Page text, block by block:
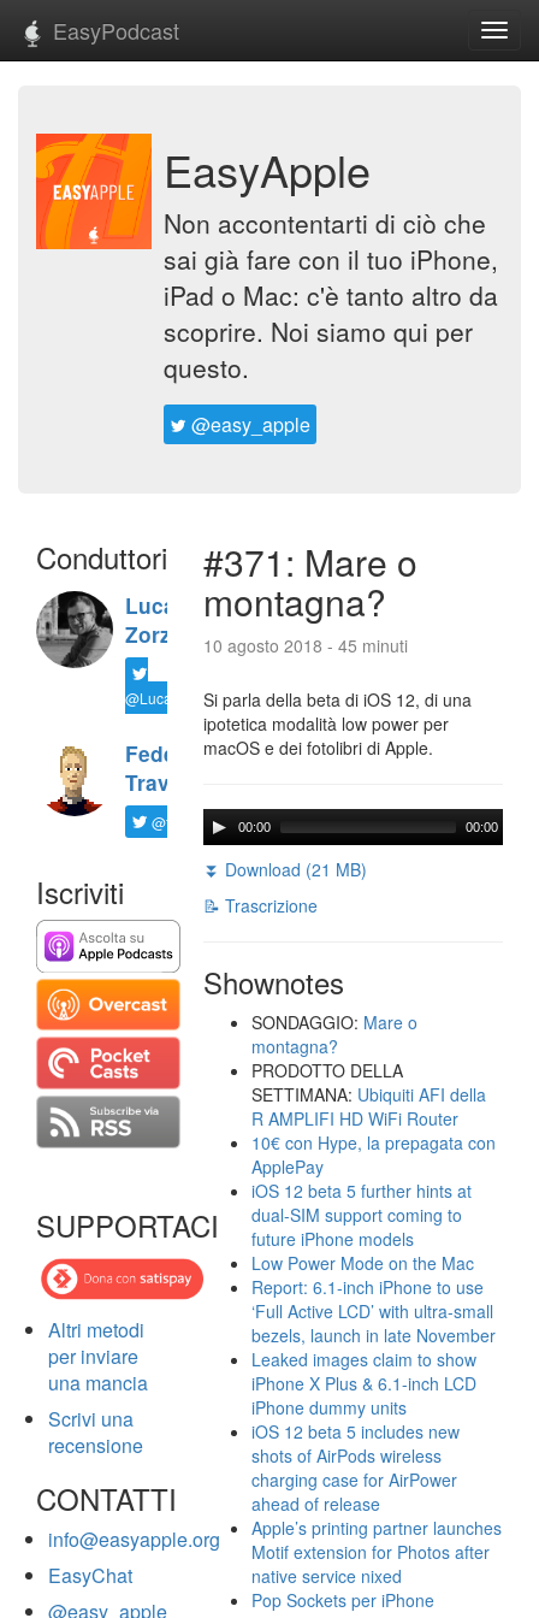
EasyPodcast
EasyApple
Non accontentarti di ciò che
sai già fare con il tuo iPhone,
iPad o Mac: c'è tanto altro da
scoprire. Noi siamo qui per
questo.
@easy_apple
Conduttori
Luca
Zorzi
@LucaTNT
Federico
Travaini
@ftrava
Iscriviti
SUPPORTACI
Altri metodi
per inviare
una mancia
Scrivi una
recensione
CONTATTI
info@easyapple.org
EasyChat
@easy_apple
#371: Mare o
montagna?
10 agosto 2018 - 45 minuti
Si parla della beta di iOS 12, di una
ipotetica modalità low power per
macOS e dei fotolibri di Apple.
00:00 00:00
⏬ Download (21 MB)
📝 Trascrizione
Shownotes
SONDAGGIO: Mare o
montagna?
PRODOTTO DELLA
SETTIMANA: Ubiquiti AFI della
R AMPLIFI HD WiFi Router
10€ con Hype, la prepagata con
ApplePay
iOS 12 beta 5 further hints at
dual-SIM support coming to
future iPhone models
Low Power Mode on the Mac
Report: 6.1-inch iPhone to use
‘Full Active LCD’ with ultra-small
bezels, launch in late November
Leaked images claim to show
iPhone X Plus & 6.1-inch LCD
iPhone dummy units
iOS 12 beta 5 includes new
shots of AirPods wireless
charging case for AirPower
ahead of release
Apple’s printing partner launches
Motif extension for Photos after
native service nixed
Pop Sockets per iPhone